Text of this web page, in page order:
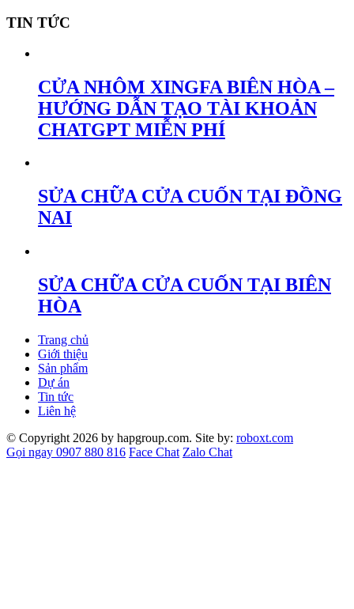
TIN TỨC
CỬA NHÔM XINGFA BIÊN HÒA –
HƯỚNG DẪN TẠO TÀI KHOẢN
CHATGPT MIỄN PHÍ
SỬA CHỮA CỬA CUỐN TẠI ĐỒNG
NAI
SỬA CHỮA CỬA CUỐN TẠI BIÊN
HÒA
Trang chủ
Giới thiệu
Sản phẩm
Dự án
Tin tức
Liên hệ
© Copyright 2026 by hapgroup.com. Site by: roboxt.com
Gọi ngay 0907 880 816 Face Chat Zalo Chat